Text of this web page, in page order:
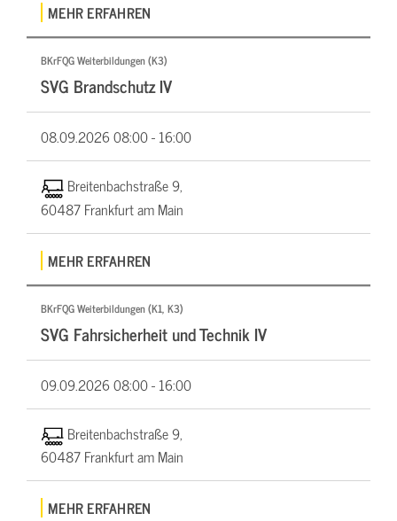
MEHR ERFAHREN
BKrFQG Weiterbildungen (K3)
SVG Brandschutz IV
08.09.202608:00 - 16:00
Breitenbachstraße 9,
60487 Frankfurt am Main
MEHR ERFAHREN
BKrFQG Weiterbildungen (K1, K3)
SVG Fahrsicherheit und Technik IV
09.09.202608:00 - 16:00
Breitenbachstraße 9,
60487 Frankfurt am Main
MEHR ERFAHREN